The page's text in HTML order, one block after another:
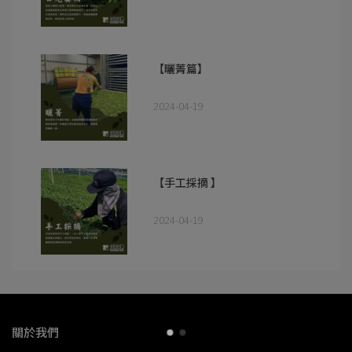
【曬菁篇】
2024-04-19
【手工採摘 】
2024-04-19
關於我們